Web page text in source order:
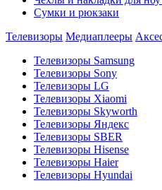
Сумки и рюкзаки
Телевизоры Медиаплееры
Телевизоры Samsung
Телевизоры Sony
Телевизоры LG
Телевизоры Xiaomi
Телевизоры Skyworth
Телевизоры Яндекс
Телевизоры SBER
Телевизоры Hisense
Телевизоры Haier
Телевизоры Hyundai